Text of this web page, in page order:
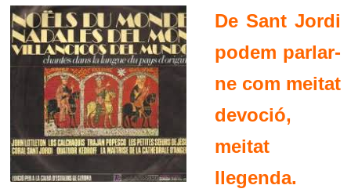
De Sant Jordi
podem parlar-
ne com meitat
devoció,
meitat
llegenda.